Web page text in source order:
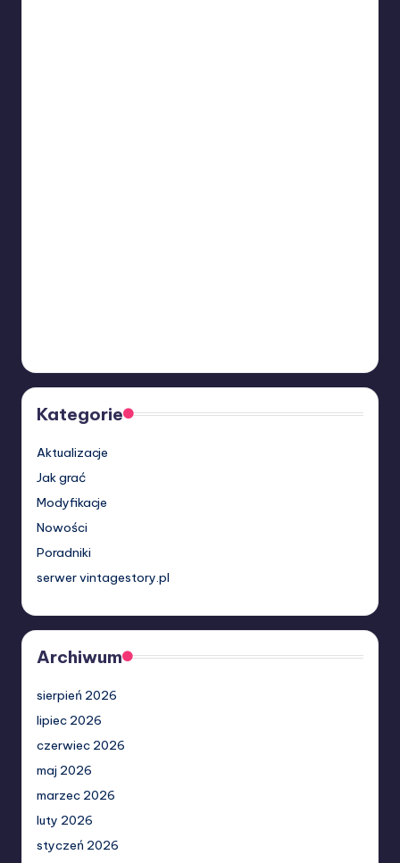
Kategorie
Aktualizacje
Jak grać
Modyfikacje
Nowości
Poradniki
serwer vintagestory.pl
Archiwum
sierpień 2026
lipiec 2026
czerwiec 2026
maj 2026
marzec 2026
luty 2026
styczeń 2026